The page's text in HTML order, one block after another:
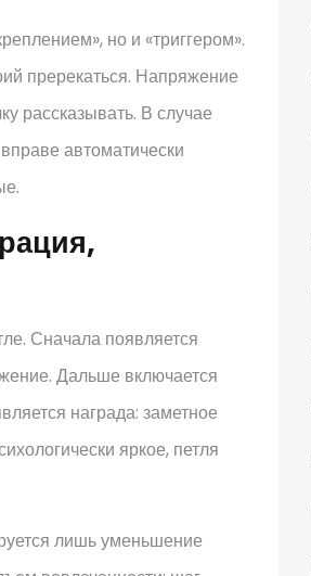
но и «триггером».
пререкаться. Напряжение
рассказывать. В случае
автоматически
Сначала появляется
Дальше включается
награда: заметное
яркое, петля
лишь уменьшение